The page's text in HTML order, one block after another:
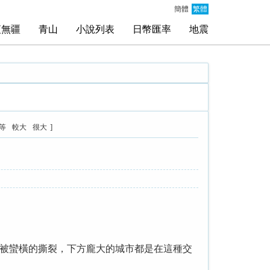
簡體 繁體
疆 青山 小說列表 日幣匯率 地震
較大 很大 ]
橫的撕裂，下方龐大的城市都是在這種交